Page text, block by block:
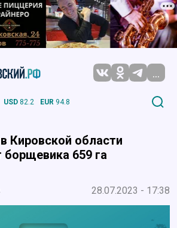
...
USD 82.2 EUR 94.8
Кировской области
борщевика 659 га
28.07.2023 - 17:38